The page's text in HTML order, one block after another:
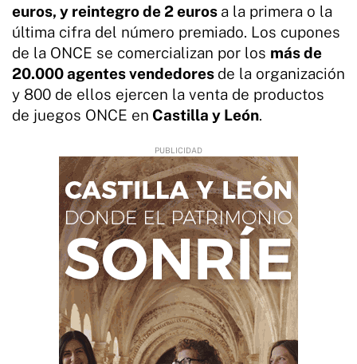
euros, y reintegro de 2 euros a la primera o la
última cifra del número premiado. Los cupones
de la ONCE se comercializan por los más de
20.000 agentes vendedores de la organización
y 800 de ellos ejercen la venta de productos
de juegos ONCE en Castilla y León.